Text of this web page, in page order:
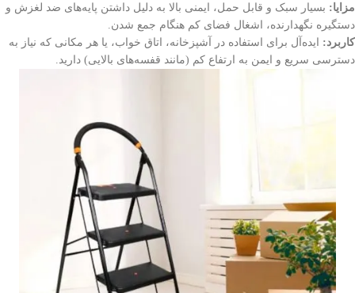
مزایا: بسیار سبک و قابل حمل، ایمنی بالا به دلیل داشتن پایه‌های ضد لغزش و
دستگیره نگهدارنده، اشغال فضای کم هنگام جمع شدن.
کاربرد: ایده‌آل برای استفاده در آشپزخانه، اتاق خواب، یا هر مکانی که نیاز به
دسترسی سریع و ایمن به ارتفاع کم (مانند قفسه‌های بالایی) دارید.